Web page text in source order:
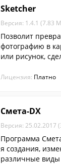
Sketcher
Версия: 1.4.1 (7.83
Позволит
фотографию в
или рисунок,
Лицензия: Платно
Смета-DX
Версия: 25.02.2017
Программа
я создания,
различные виды